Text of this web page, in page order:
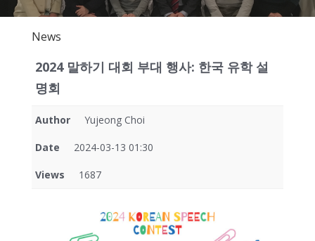
News
2024 말하기 대회 부대 행사: 한국 유학 설
명회
Author Yujeong Choi
Date 2024-03-13 01:30
Views 1687